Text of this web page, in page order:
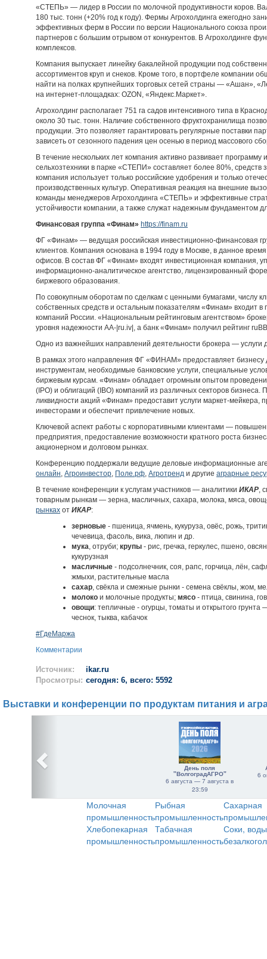
«СТЕПЬ» — лидер в России по молочной продуктивности коров.
180 тыс. тонн (+20% год к году). Фермы Агрохолдинга ежегодно
эффективных ферм в России по версии Национального союза
партнеров с большим отрывом от конкурентов. В Агрохолдинге
комплексов.
Компания выпускает линейку бакалейной продукции под
ассортиментов круп и снеков. Кроме того, в портфеле компании
найти на полках крупнейших торговых сетей страны — «Ашан»,
на интернет-площадках: OZON, «Яндекс.Маркет».
Агрохолдинг располагает 751 га садов интенсивного типа в
около 30 тыс. тонн. Наличие собственного фруктохранилища
продукции. Это позволяет гарантировать регулярные поставки
зависеть от сезонного падения цен осенью в период массового
В течение нескольких лет компания активно развивает
сельхозтехники в парке «СТЕПИ» составляет более 80%,
компания использует только российские удобрения и только
производственных культур. Оперативная реакция на внешние
команды менеджеров Агрохолдинга «СТЕПЬ» и эффективные
устойчивости компании, а также служат надежным фундаментом
Финансовая группа «Финам» https://finam.ru
ФГ «Финам» — ведущая российская инвестиционно-финансовая
клиентов. Компания основана в 1994 году в Москве, в данное
офисов. В состав ФГ «Финам» входят инвестиционная компания,
информационно-аналитическое агентство, лицензированный
биржевого образования.
По совокупным оборотам по сделкам с ценными бумагами, числу
собственных средств и остальным показателям «Финам» входит
компаний России. «Национальным рейтинговым агентством»
уровня надежности АА-|ru.iv|, а банк «Финам» получил рейтинг
Одно из важнейших направлений деятельности брокера — услуги
В рамках этого направления ФГ «ФИНАМ» предоставляет
инструментам, необходимые банковские услуги, специальные
биржевым курсам. «Финам» обладает огромным опытом
(IPO) и облигаций (IBO) компаний из различных секторов
ликвидности акций «Финам» предоставит услуги маркет-мейкера,
инвесторами и обеспечит привлечение новых.
Ключевой аспект работы с корпоративными клиентами —
предприятия, предоставление возможности кратного роста
акционерном и долговом рынках.
Конференцию поддержали ведущие деловые информационные
онлайн, Агроинвестор, Поле.рф, Агротренд и другие аграрные
В течение конференции к услугам участников — аналитики ИКАР,
товарным рынкам — зерна, масличных, сахара, молока, мяса,
рынках от ИКАР:
зерновые - пшеница, ячмень, кукуруза, овёс, рожь,
чечевица, фасоль, вика, люпин и др.
мука, отруби; крупы - рис, гречка, геркулес, пшено,
кукурузная
масличные - подсолнечник, соя, рапс, горчица, лён,
жмыхи, растительные масла
сахар, свёкла и смежные рынки - семена свёклы, жом,
молоко и молочные продукты; мясо - птица, свинина,
овощи: тепличные - огурцы, томаты и открытого грунта
чеснок, тыква, кабачок
#ГдеМаржа
Комментарии
Источник:
ikar.ru
Просмотры: сегодня: 6, всего: 5592
Выставки и конференции по продуктам питания и
День поля
"ВолгоградАГРО"
6 августа — 7 августа в
23:59
6
Молочная
промышленность
Рыбная
промышленность
Сахарная
Хлебопекарная
промышленность
Табачная
промышленность
Соки,